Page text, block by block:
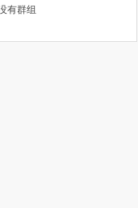
有群组